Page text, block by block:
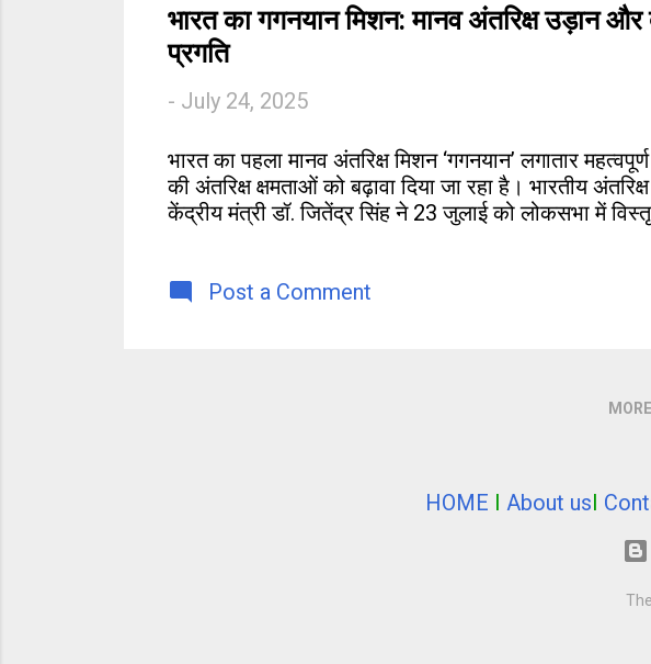
भारत का गगनयान मिशन: मानव अंतरिक्ष उड़ान और
प्रगति
- July 24, 2025
भारत का पहला मानव अंतरिक्ष मिशन ‘गगनयान’ लगातार
की अंतरिक्ष क्षमताओं को बढ़ावा दिया जा रहा है। भारतीय
केंद्रीय मंत्री डॉ. जितेंद्र सिंह ने 23 जुलाई को लोकसभा में
Post a Comment
HOME I About usI